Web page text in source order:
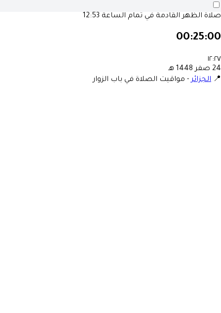
صلاة الظهر القادمة في تمام الساعة 12:53
00:25:00
١٢:٢٧
24 صفر 1448 هـ
📍 الجزائر- مواقيت الصلاة في باب الزوار